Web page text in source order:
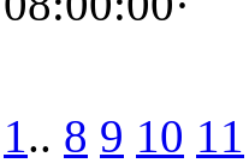
1.. 8 9 10 11